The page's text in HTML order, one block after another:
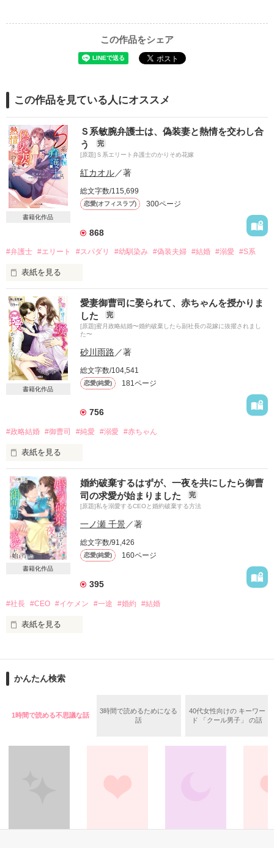
この作品をシェア
この作品を見ている人にオススメ
書籍化作品
Ｓ系敏腕弁護士は、偽装妻と熱情を交わし合
う
完
[原題]Ｓ系エリート弁護士のかりそめ花嫁
紅カオル／著
総文字数/115,699
恋愛(オフィスラブ) 300ページ
868
#弁護士 #エリート #スパダリ #幼馴染み #偽装夫婦 #結婚 #溺愛 #S系
表紙を見る
幼い頃から募った恋心は
ずっと平行線
交わることなどないと思っていた
ニセモノ夫婦を演じるチャンスに恵まれ
止まっていた恋が動きだす
若槻　菜乃花　24歳
×
S系エリート弁護士
京極　朋久　32歳
＊＊＊＊＊＊＊
「菜乃に意地悪していいのは俺だけ。
菜乃って呼んでいいのも俺だけだ」
ようやく結ばれたのも束の間
ある重大な秘密が明らかになり……
書籍化作品
愛妻御曹司に娶られて、赤ちゃんを授かりま
した
完
[原題]蜜月政略結婚〜婚約破棄したら副社長の花嫁に抜擢されまし
た〜
砂川雨路／著
総文字数/104,541
恋愛(純愛) 181ページ
756
#政略結婚 #御曹司 #純愛 #溺愛 #赤ちゃん
表紙を見る
大好きな人には婚約者がいる
それでもあなたのことが好き
叶わなくてもいい
想うだけでいい
……と思っていたんだけど
不破咲花（ふわさいか）27歳
×
榛名佑（はるなたすく）29歳
書籍化作品
婚約破棄するはずが、一夜を共にしたら御曹
司の求愛が始まりました
完
[原題]私を溺愛するCEOと婚約破棄する方法
一ノ瀬 千景／著
総文字数/91,426
恋愛(純愛) 160ページ
395
#社長 #CEO #イケメン #一途 #婚約 #結婚
表紙を見る
学生時代に起業し、成功をつかみとった若きIT社長。婚約者を
倒産。現在は市役所勤務の真面目な一般市民。
『もう自由になっていいよ、宗くん』
かんたん検索
1時間で読める不思議な話
3時間で読めるためになる
話
40代女性向けの キーワー
ド 「クール男子」 の話